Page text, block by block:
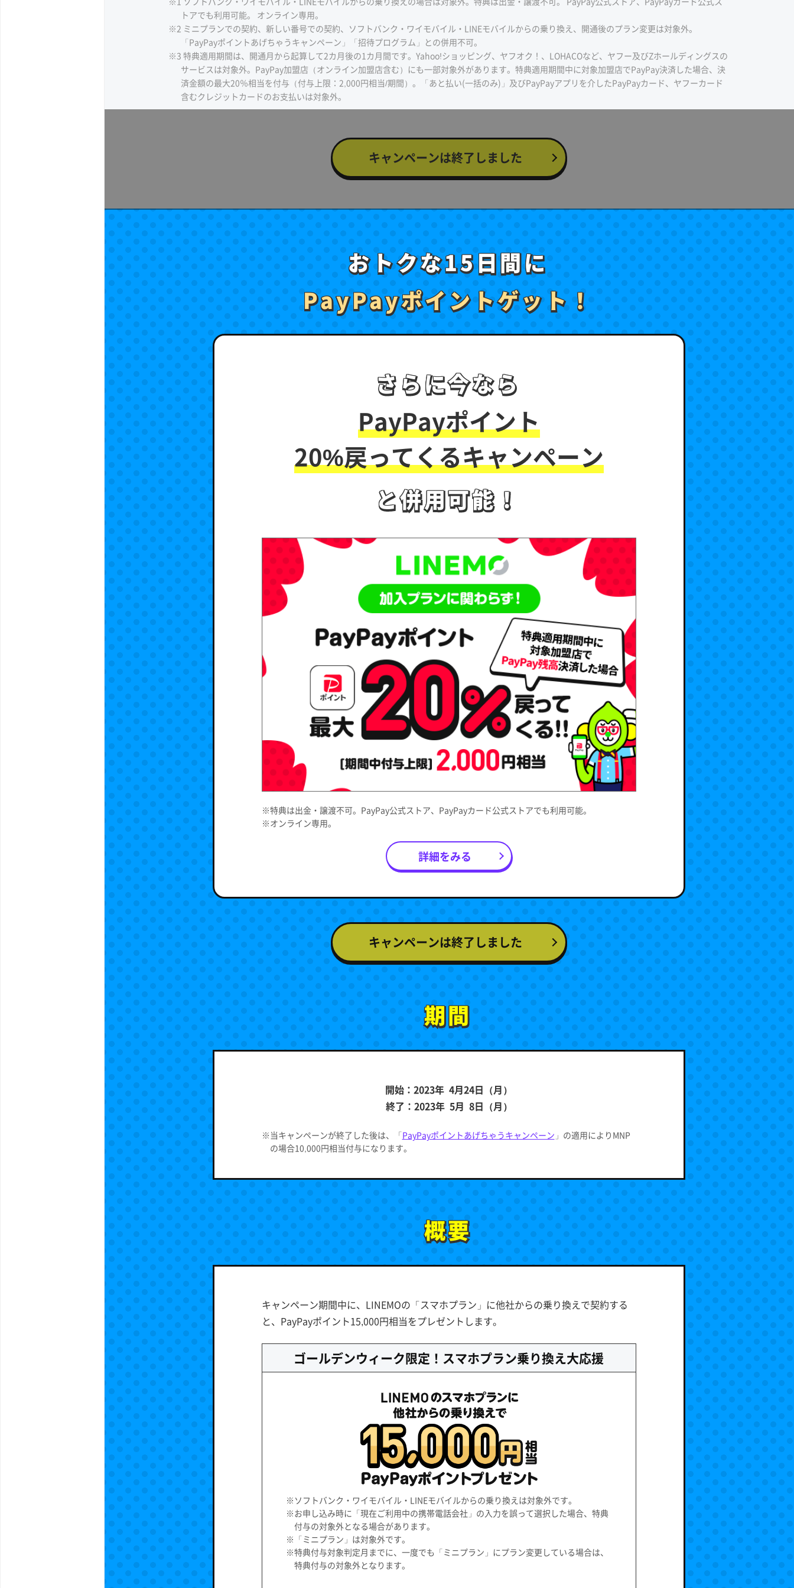
トアでも利用可能。 オンライン専用。
※2 ミニプランでの契約、新しい番号での契約、ソフトバンク・ワイモバイル・LINEモバイルからの乗り換え、開通後のプラン変更は対象外。
「PayPayポイントあげちゃうキャンペーン」「招待プログラム」との併用不可。
※3 特典適用期間は、開通月から起算して2カ月後の1カ月間です。Yahoo!ショッピング、ヤフオク！、LOHACOなど、ヤフー及びZホールディングスの
サービスは対象外。PayPay加盟店（オンライン加盟店含む）にも一部対象外があります。特典適用期間中に対象加盟店でPayPay決済した場合、決
済金額の最大20％相当を付与（付与上限：2,000円相当/期間）。「あと払い(一括のみ)」及びPayPayアプリを介したPayPayカード、ヤフーカード
含むクレジットカードのお支払いは対象外。
キャンペーンは終了しました
おトクな15日間に
おトクな15日間に
PayPayポイントゲット！
PayPayポイントゲット！
さらに今なら
さらに今なら
PayPayポイント
20%戻ってくるキャンペーン
と併用可能！
と併用可能！
※特典は出金・譲渡不可。PayPay公式ストア、PayPayカード公式ストアでも利用可能。
※オンライン専用。
詳細をみる
キャンペーンは終了しました
期間
期間
開始：2023年 4月24日（月）
終了：2023年 5月 8日（月）
※当キャンペーンが終了した後は、「PayPayポイントあげちゃうキャンペーン 」の適用によりMNP
の場合10,000円相当付与になります。
概要
概要
キャンペーン期間中に、LINEMOの「スマホプラン」に他社からの乗り換えで契約する
と、PayPayポイント15,000円相当をプレゼントします。
ゴールデンウィーク限定！スマホプラン乗り換え大応援
※ソフトバンク・ワイモバイル・LINEモバイルからの乗り換えは対象外です。
※お申し込み時に「現在ご利用中の携帯電話会社」の入力を誤って選択した場合、特典
付与の対象外となる場合があります。
※「ミニプラン」は対象外です。
※特典付与対象判定月までに、一度でも「ミニプラン」にプラン変更している場合は、
特典付与の対象外となります。